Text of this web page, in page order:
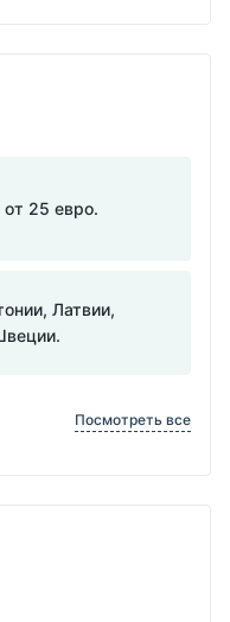
от 25 евро.
Латвии,
Посмотреть все